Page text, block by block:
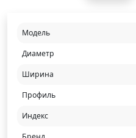
Модель
Диаметр
Ширина
Профиль
Индекс